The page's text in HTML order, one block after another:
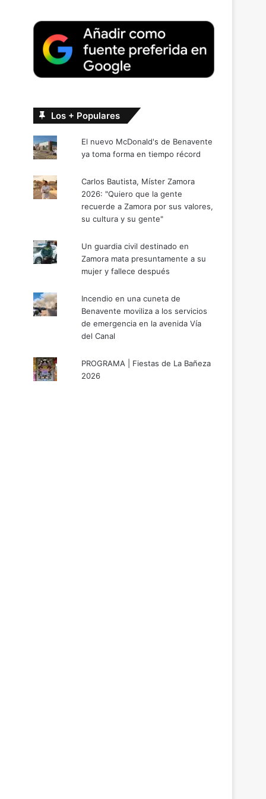
Los + Populares
El nuevo McDonald's de Benavente
ya toma forma en tiempo récord
Carlos Bautista, Míster Zamora
2026: "Quiero que la gente
recuerde a Zamora por sus valores,
su cultura y su gente"
Un guardia civil destinado en
Zamora mata presuntamente a su
mujer y fallece después
Incendio en una cuneta de
Benavente moviliza a los servicios
de emergencia en la avenida Vía
del Canal
PROGRAMA | Fiestas de La Bañeza
2026